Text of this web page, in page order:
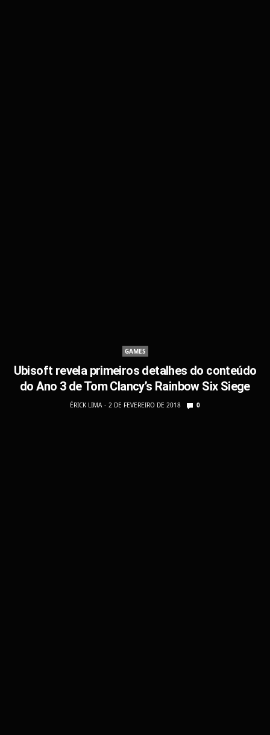
GAMES
Ubisoft revela primeiros detalhes do conteúdo
do Ano 3 de Tom Clancy’s Rainbow Six Siege
ÉRICK LIMA 2 DE FEVEREIRO DE 2018 0